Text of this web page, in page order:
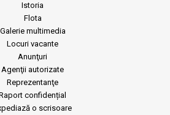
Istoria
Flota
Galerie multimedia
Locuri vacante
Anunţuri
Agenţii autorizate
Reprezentanţe
confidențial
o scrisoare